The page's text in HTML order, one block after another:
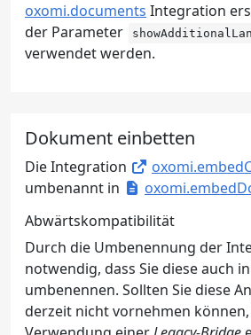
oxomi.documents Integration
der Parameter
verwendet werden.
Dokument einbetten
Die Integration
umbenannt in
Abwärtskompatibilität
Durch die Umbenennung der
notwendig, dass Sie diese auch
umbenennen. Sollten Sie diese
derzeit nicht vornehmen